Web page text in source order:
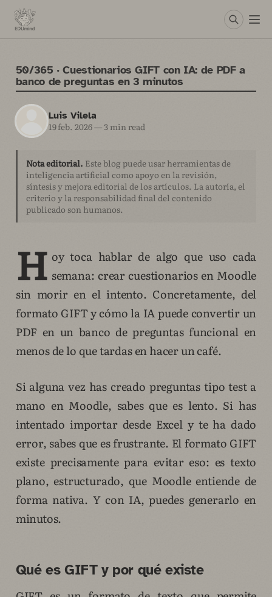
50/365 · Cuestionarios GIFT con IA: de PDF a
banco de preguntas en 3 minutos
Luis Vilela
19 feb. 2026—3 min read
Nota editorial. Este blog puede usar herramientas de
inteligencia artificial como apoyo en la revisión,
síntesis y mejora editorial de los artículos. La autoría, el
criterio y la responsabilidad final del contenido
publicado son humanos.
H oy toca hablar de algo que uso cada
semana: crear cuestionarios en Moodle
sin morir en el intento. Concretamente, del
formato GIFT y cómo la IA puede convertir un
PDF en un banco de preguntas funcional en
menos de lo que tardas en hacer un café.
Si alguna vez has creado preguntas tipo test a
mano en Moodle, sabes que es lento. Si has
intentado importar desde Excel y te ha dado
error, sabes que es frustrante. El formato GIFT
existe precisamente para evitar eso: es texto
plano, estructurado, que Moodle entiende de
forma nativa. Y con IA, puedes generarlo en
minutos.
Qué es GIFT y por qué existe